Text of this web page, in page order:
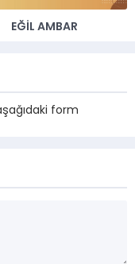
EĞIL AMBAR
form